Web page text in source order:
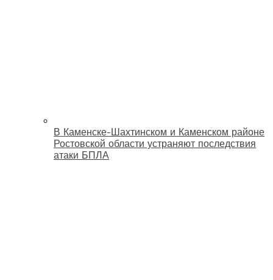
В Каменске-Шахтинском и Каменском районе
Ростовской области устраняют последствия
атаки БПЛА